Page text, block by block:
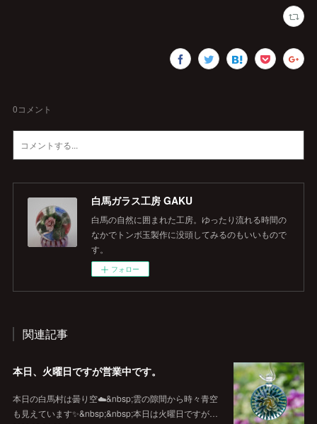
0コメント
白馬ガラス工房 GAKU
白馬の自然に囲まれた工房。ゆったり流れる時間の
なかでトンボ玉製作に没頭してみるのもいいもので
す。
フォロー
関連記事
本日、火曜日ですが営業中です。
本日の白馬村は曇り空☁️&nbsp;雲の隙間から時々青空
も見えています✨&nbsp;&nbsp;本日は火曜日ですが…